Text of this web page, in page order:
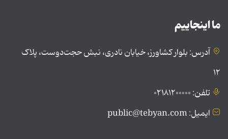
ما اینجاییم
آدرس: بلوار کشاورز، خیابان نادری، نبش حجت‌دوست، پلاک
۱۲
تلفن: ۰۲۱۸۱۲۰۰۰۰۰
ایمیل: public@tebyan.com